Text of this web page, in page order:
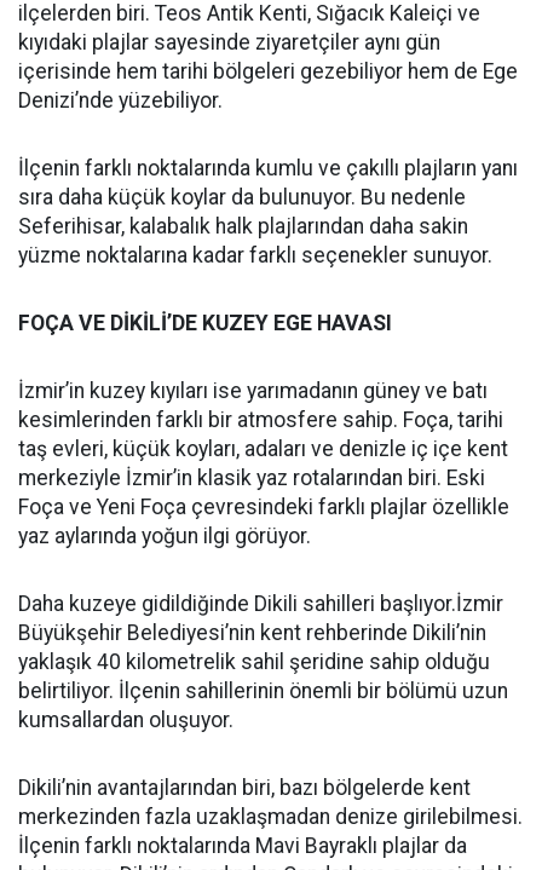
ilçelerden biri. Teos Antik Kenti, Sığacık Kaleiçi ve
kıyıdaki plajlar sayesinde ziyaretçiler aynı gün
içerisinde hem tarihi bölgeleri gezebiliyor hem de Ege
Denizi’nde yüzebiliyor.
İlçenin farklı noktalarında kumlu ve çakıllı plajların yanı
sıra daha küçük koylar da bulunuyor. Bu nedenle
Seferihisar, kalabalık halk plajlarından daha sakin
yüzme noktalarına kadar farklı seçenekler sunuyor.
FOÇA VE DİKİLİ’DE KUZEY EGE HAVASI
İzmir’in kuzey kıyıları ise yarımadanın güney ve batı
kesimlerinden farklı bir atmosfere sahip. Foça, tarihi
taş evleri, küçük koyları, adaları ve denizle iç içe kent
merkeziyle İzmir’in klasik yaz rotalarından biri. Eski
Foça ve Yeni Foça çevresindeki farklı plajlar özellikle
yaz aylarında yoğun ilgi görüyor.
Daha kuzeye gidildiğinde Dikili sahilleri başlıyor.İzmir
Büyükşehir Belediyesi’nin kent rehberinde Dikili’nin
yaklaşık 40 kilometrelik sahil şeridine sahip olduğu
belirtiliyor. İlçenin sahillerinin önemli bir bölümü uzun
kumsallardan oluşuyor.
Dikili’nin avantajlarından biri, bazı bölgelerde kent
merkezinden fazla uzaklaşmadan denize girilebilmesi.
İlçenin farklı noktalarında Mavi Bayraklı plajlar da